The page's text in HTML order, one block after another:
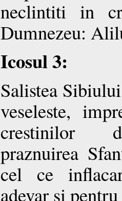
neclintiti in
Dumnezeu:
Icosul 3:
Salistea
veseleste,
crestinilor
praznuirea
cel ce
adevar si